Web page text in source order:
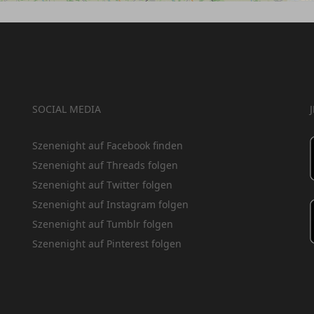
SOCIAL MEDIA
Szenenight auf Facebook finden
Szenenight auf Threads folgen
Szenenight auf Twitter folgen
Szenenight auf Instagram folgen
Szenenight auf Tumblr folgen
Szenenight auf Pinterest folgen